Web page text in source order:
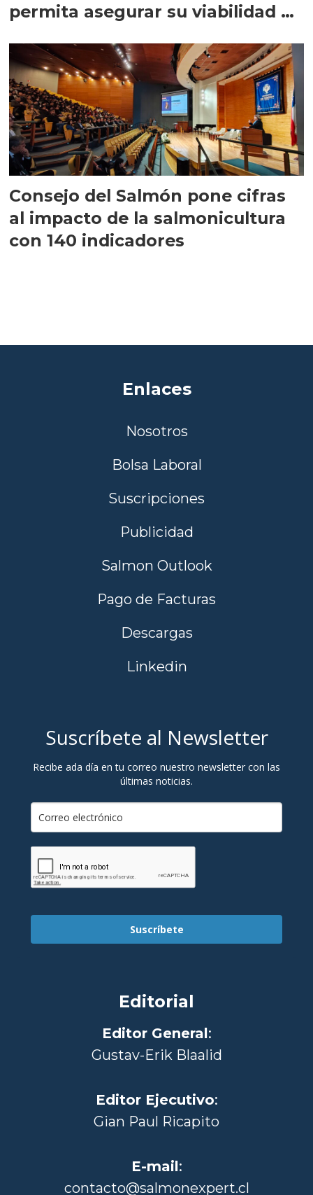
permita asegurar su viabilidad de
Consejo del Salmón pone cifras
al impacto de la salmonicultura
con 140 indicadores
Enlaces
Nosotros
Bolsa Laboral
Suscripciones
Publicidad
Salmon Outlook
Pago de Facturas
Descargas
Linkedin
Suscríbete al Newsletter
Recibe ada día en tu correo nuestro newsletter con las
últimas noticias.
Suscríbete
Editorial
Editor General:
Gustav-Erik Blaalid
Editor Ejecutivo:
Gian Paul Ricapito
E-mail:
contacto@salmonexpert.cl